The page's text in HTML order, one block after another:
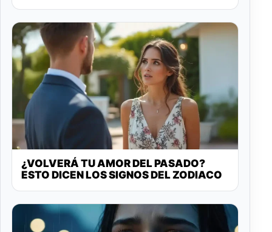
¿VOLVERÁ TU AMOR DEL PASADO?
ESTO DICEN LOS SIGNOS DEL ZODIACO